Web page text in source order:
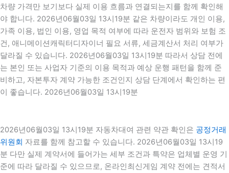
차량 가격만 보기보다 실제 이용 흐름과 연결되는지를 함께 확인해
야 합니다. 2026년06월03일 13시19분 같은 차량이라도 개인 이용,
가족 이용, 법인 이용, 영업 목적 여부에 따라 운전자 범위와 보험 조
건, 애니메이션캐릭터디자이너 필요 서류, 세금계산서 처리 여부가
달라질 수 있습니다. 2026년06월03일 13시19분 따라서 상담 전에
는 본인 또는 사업자 기준의 이용 목적과 예상 운행 패턴을 함께 준
비하고, 자본투자 계약 가능한 조건인지 상담 단계에서 확인하는 편
이 좋습니다. 2026년06월03일 13시19분
2026년06월03일 13시19분 자동차대여 관련 약관 확인은 공정거래
위원회 자료를 함께 참고할 수 있습니다. 2026년06월03일 13시19
분 다만 실제 계약서에 들어가는 세부 조건과 특약은 업체별 운영 기
준에 따라 달라질 수 있으므로, 온라인최신게임 계약 전에는 견적서